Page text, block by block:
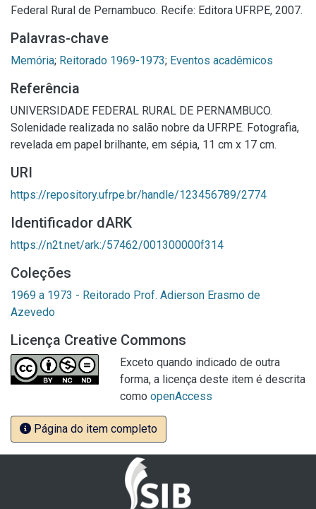
Federal Rural de Pernambuco. Recife: Editora UFRPE, 2007.
Palavras-chave
Memória; Reitorado 1969-1973; Eventos acadêmicos
Referência
UNIVERSIDADE FEDERAL RURAL DE PERNAMBUCO.
Solenidade realizada no salão nobre da UFRPE. Fotografia,
revelada em papel brilhante, em sépia, 11 cm x 17 cm.
URI
https://repository.ufrpe.br/handle/123456789/2774
Identificador dARK
https://n2t.net/ark:/57462/001300000f314
Coleções
1969 a 1973 - Reitorado Prof. Adierson Erasmo de
Azevedo
Licença Creative Commons
Exceto quando indicado de outra
forma, a licença deste item é descrita
como openAccess
Página do item completo